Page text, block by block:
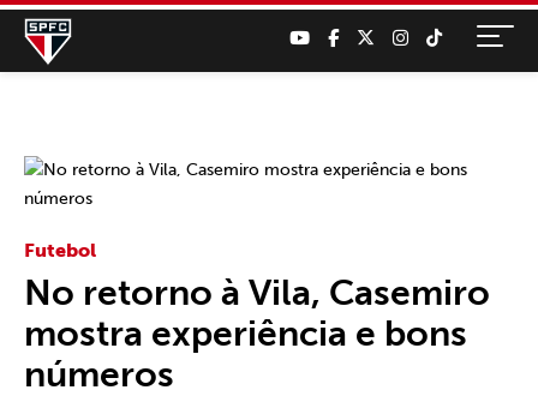
Futebol
No retorno à Vila, Casemiro
mostra experiência e bons
números